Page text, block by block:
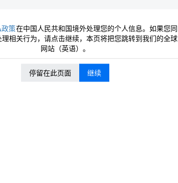
政策在中国人民共和国境外处理您的个人信息。如果您同
理相关行为，请点击继续，本页将把您跳转到我们的全球
网站（英语）。
停留在此页面 继续